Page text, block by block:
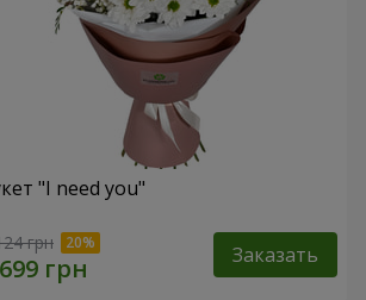
"I need you"
грн Заказать